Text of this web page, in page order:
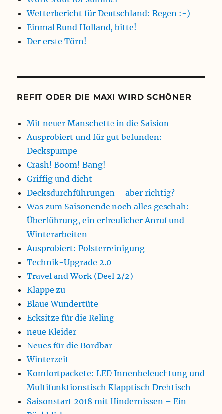
Wetterbericht für Deutschland: Regen :-)
Einmal Rund Holland, bitte!
Der erste Törn!
REFIT ODER DIE MAXI WIRD SCHÖNER
Mit neuer Manschette in die Saision
Ausprobiert und für gut befunden:
Deckspumpe
Crash! Boom! Bang!
Griffig und dicht
Decksdurchführungen – aber richtig?
Was zum Saisonende noch alles geschah:
Überführung, ein erfreulicher Anruf und
Winterarbeiten
Ausprobiert: Polsterreinigung
Technik-Upgrade 2.0
Travel and Work (Deel 2/2)
Klappe zu
Blaue Wundertüte
Ecksitze für die Reling
neue Kleider
Neues für die Bordbar
Winterzeit
Komfortpackete: LED Innenbeleuchtung und
Multifunktionstisch Klapptisch Drehtisch
Saisonstart 2018 mit Hindernissen – Ein